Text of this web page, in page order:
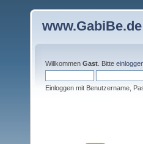
www.GabiBe.de
Willkommen Gast . Bitte
Einloggen mit Benutzername,